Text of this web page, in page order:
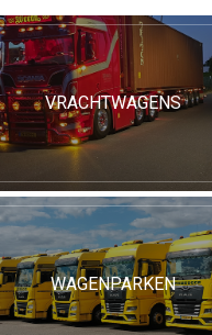
VRACHTWAGENS
WAGENPARKEN